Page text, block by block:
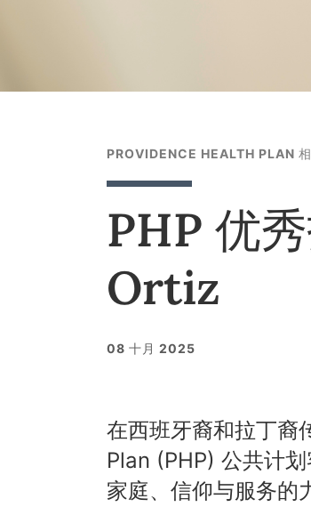
PROVIDENCE HEALTH PLAN
PHP 优
Ortiz
08 十月 2025
在西班牙裔和拉丁裔
Plan (PHP) 公共计
家庭、信仰与服务的